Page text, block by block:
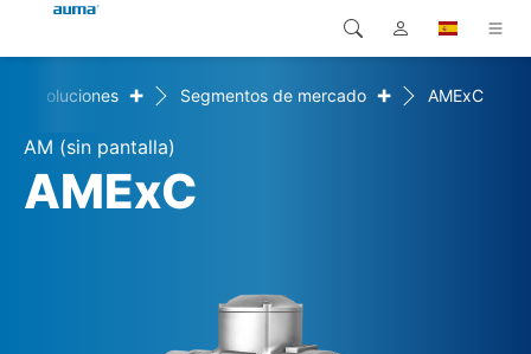
Productos
Soluciones
Global
Europa
Norteamérica
Búsqueda
Soluciones + Segmentos de mercado + AMExC
AM (sin pantalla)
AMExC